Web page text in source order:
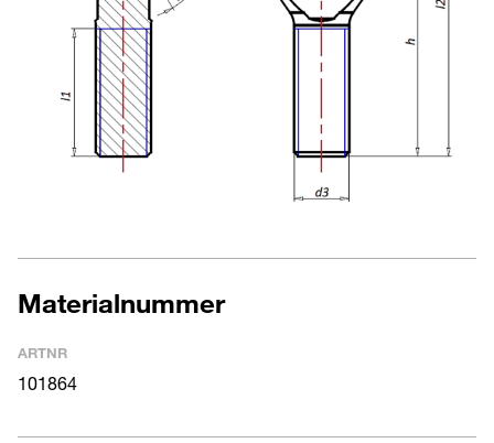
Materialnummer
ARTNR
101864